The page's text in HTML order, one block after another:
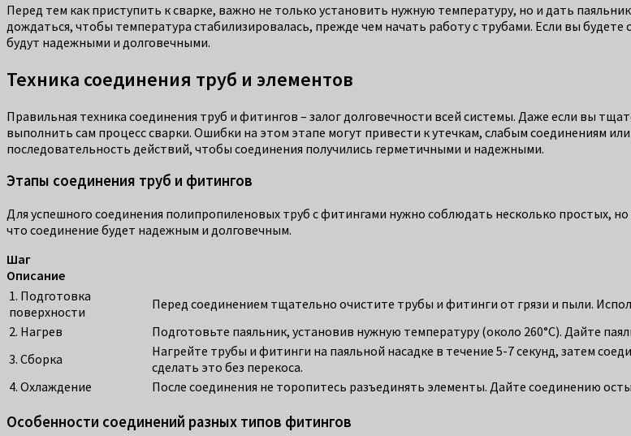
Перед тем как приступить к сварке, важно не только установить нужную температуру, но и дать
дождаться, чтобы температура стабилизировалась, прежде чем начать работу с трубами. Если вы
будут надежными и долговечными.
Техника соединения труб и элементов
Правильная техника соединения труб и фитингов – залог долговечности всей системы. Даже если вы
выполнить сам процесс сварки. Ошибки на этом этапе могут привести к утечкам, слабым соединениям
последовательность действий, чтобы соединения получились герметичными и надежными.
Этапы соединения труб и фитингов
Для успешного соединения полипропиленовых труб с фитингами нужно соблюдать несколько простых,
что соединение будет надежным и долговечным.
Шаг
Описание
1. Подготовка
поверхности
Перед соединением тщательно очистите трубы и фитинги от грязи и пыли.
2. Нагрев
Подготовьте паяльник, установив нужную температуру (около 260°C). Дайте
3. Сборка
Нагрейте трубы и фитинги на паяльной насадке в течение 5-7 секунд, затем
сделать это без перекоса.
4. Охлаждение
После соединения не торопитесь разъединять элементы. Дайте соединению
Особенности соединений разных типов фитингов